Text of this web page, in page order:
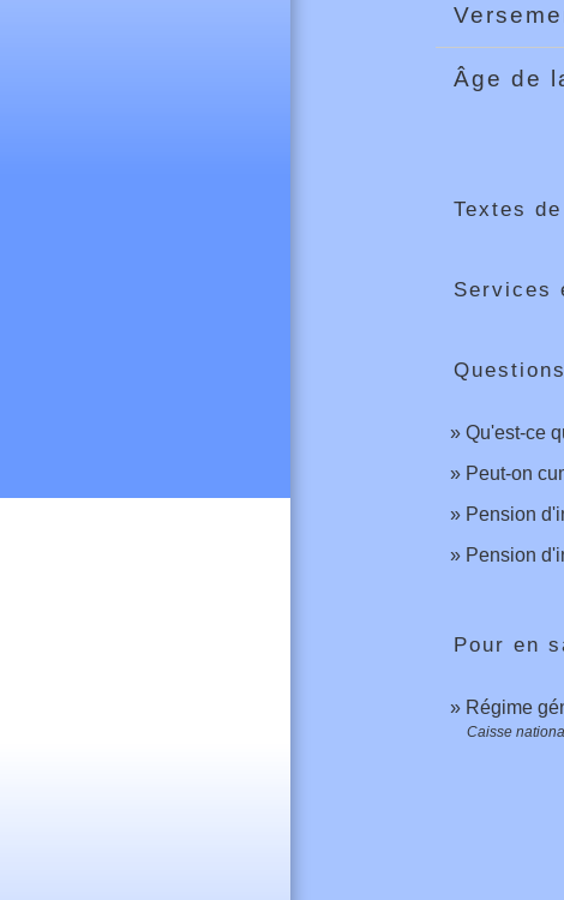
Âge de
Textes
Services
Qu'est-ce
Peut-on
Pension
Pension
Pour en
Régime
Caisse